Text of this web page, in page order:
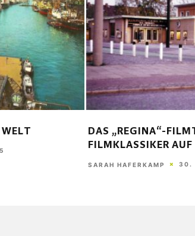
DAS „REGINA“-
FILMKLASSIKER
SARAH HAFERKAMP 30.